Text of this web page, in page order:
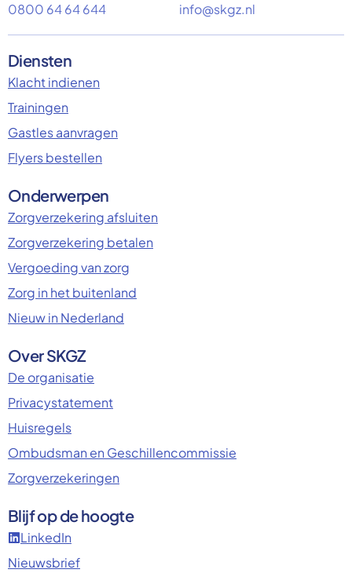
0800 64 64 644 info@skgz.nl
Diensten
Klacht indienen
Trainingen
Gastles aanvragen
Flyers bestellen
Onderwerpen
Zorgverzekering afsluiten
Zorgverzekering betalen
Vergoeding van zorg
Zorg in het buitenland
Nieuw in Nederland
Over SKGZ
De organisatie
Privacystatement
Huisregels
Ombudsman en Geschillencommissie
Zorgverzekeringen
Blijf op de hoogte
LinkedIn
Nieuwsbrief